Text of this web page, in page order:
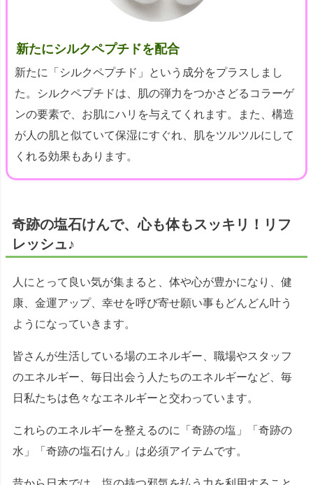
新たにシルクペプチドを配合
新たに「シルクペプチド」という成分をプラスしまし
た。シルクペプチドは、肌の弾力をつかさどるコラーゲ
ンの要素で、お肌にハリを与えてくれます。また、構造
が人の肌と似ていて保湿にすぐれ、肌をツルツルにして
くれる効果もあります。
奇跡の塩石けんで、心も体もスッキリ！リフ
レッシュ♪
人にとって良い気が集まると、体や心が豊かになり、健
康、金運アップ、幸せを呼び寄せ願い事もどんどん叶う
ようになっていきます。
皆さんが生活している場のエネルギー、職場やスタッフ
のエネルギー、毎日出会う人たちのエネルギーなど、毎
日私たちは色々なエネルギーと交わっています。
これらのエネルギーを整えるのに「奇跡の塩」「奇跡の
水」「奇跡の塩石けん」は必須アイテムです。